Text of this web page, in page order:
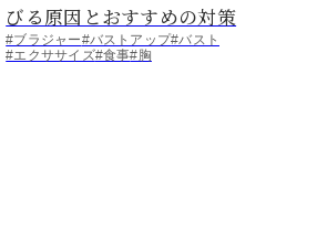
びる原因とおすすめの対策
#ブラジャー#バストアップ#バスト
#エクササイズ#食事#胸